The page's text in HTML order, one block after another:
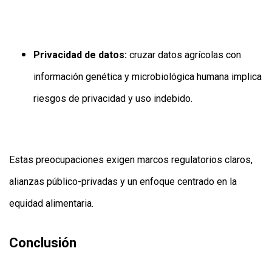
Privacidad de datos: cruzar datos agrícolas con
información genética y microbiológica humana implica
riesgos de privacidad y uso indebido.
Estas preocupaciones exigen marcos regulatorios claros,
alianzas público-privadas y un enfoque centrado en la
equidad alimentaria.
Conclusión